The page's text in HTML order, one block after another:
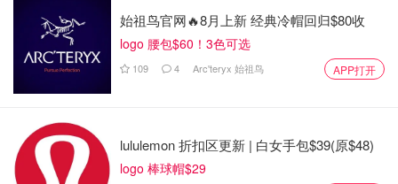
加拿大仍然是国际学生的首选目的地有几个原因--包括教育
标准，较低的成本，工作机会，以及毕业后的移民机会。
事实上，IDP--一家专门从事世界各地学生安置的国际教育
多数目的地。
教育质量
始祖鸟官网🔥8月上新 经典冷帽回归$80收
logo 腰包$60！3色可选
109 4 Arc'teryx 始祖鸟 APP打开
lululemon 折扣区更新 | 白女手包$39(原$48)
logo 棒球帽$29